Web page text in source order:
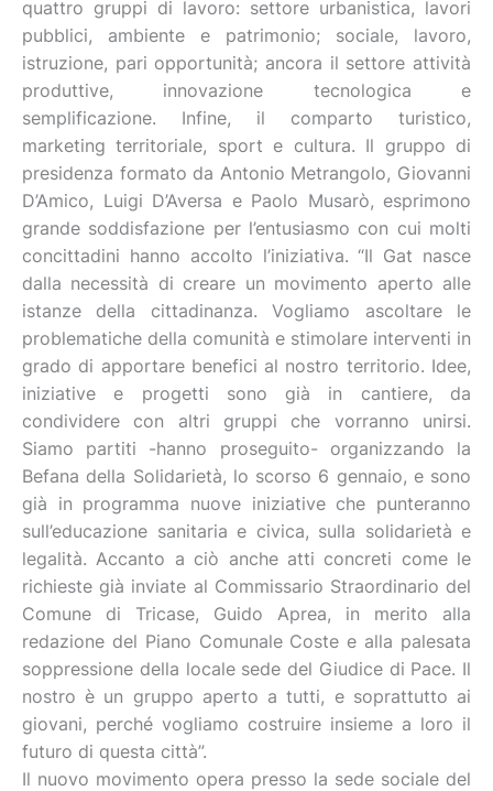
quattro gruppi di lavoro: settore urbanistica, lavori
pubblici, ambiente e patrimonio; sociale, lavoro,
istruzione, pari opportunità; ancora il settore attività
produttive, innovazione tecnologica e
semplificazione. Infine, il comparto turistico,
marketing territoriale, sport e cultura. Il gruppo di
presidenza formato da Antonio Metrangolo, Giovanni
D’Amico, Luigi D’Aversa e Paolo Musarò, esprimono
grande soddisfazione per l’entusiasmo con cui molti
concittadini hanno accolto l’iniziativa. “Il Gat nasce
dalla necessità di creare un movimento aperto alle
istanze della cittadinanza. Vogliamo ascoltare le
problematiche della comunità e stimolare interventi in
grado di apportare benefici al nostro territorio. Idee,
iniziative e progetti sono già in cantiere, da
condividere con altri gruppi che vorranno unirsi.
Siamo partiti -hanno proseguito- organizzando la
Befana della Solidarietà, lo scorso 6 gennaio, e sono
già in programma nuove iniziative che punteranno
sull’educazione sanitaria e civica, sulla solidarietà e
legalità. Accanto a ciò anche atti concreti come le
richieste già inviate al Commissario Straordinario del
Comune di Tricase, Guido Aprea, in merito alla
redazione del Piano Comunale Coste e alla palesata
soppressione della locale sede del Giudice di Pace. Il
nostro è un gruppo aperto a tutti, e soprattutto ai
giovani, perché vogliamo costruire insieme a loro il
futuro di questa città”.
Il nuovo movimento opera presso la sede sociale del